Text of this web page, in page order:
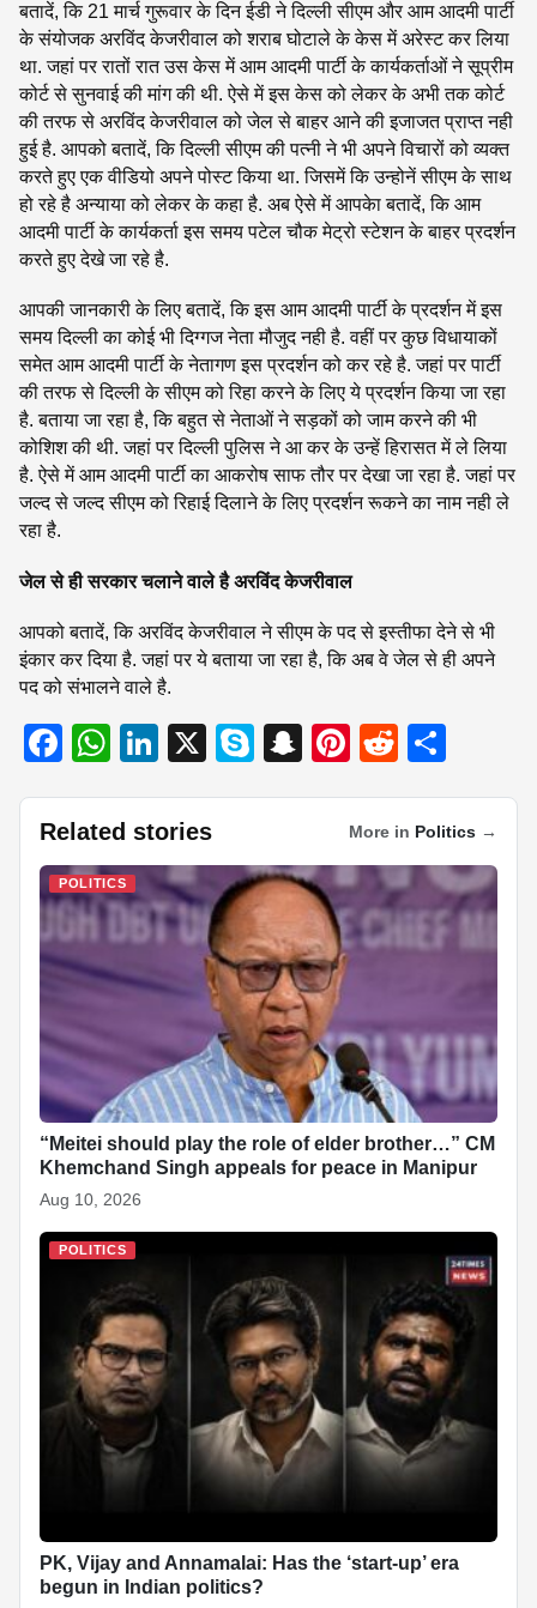
बतादें, कि 21 मार्च गुरूवार के दिन ईडी ने दिल्ली सीएम और आम आदमी पार्टी
के संयोजक अरविंद केजरीवाल को शराब घोटाले के केस में अरेस्ट कर लिया
था. जहां पर रातों रात उस केस में आम आदमी पार्टी के कार्यकर्ताओं ने सूप्रीम
कोर्ट से सुनवाई की मांग की थी. ऐसे में इस केस को लेकर के अभी तक कोर्ट
की तरफ से अरविंद केजरीवाल को जेल से बाहर आने की इजाजत प्राप्त नही
हुई है. आपको बतादें, कि दिल्ली सीएम की पत्नी ने भी अपने विचारों को व्यक्त
करते हुए एक वीडियो अपने पोस्ट किया था. जिसमें कि उन्होनें सीएम के साथ
हो रहे है अन्याया को लेकर के कहा है. अब ऐसे में आपकेा बतादें, कि आम
आदमी पार्टी के कार्यकर्ता इस समय पटेल चौक मेट्रो स्टेशन के बाहर प्रदर्शन
करते हुए देखे जा रहे है.
आपकी जानकारी के लिए बतादें, कि इस आम आदमी पार्टी के प्रदर्शन में इस
समय दिल्ली का कोई भी दिग्गज नेता मौजुद नही है. वहीं पर कुछ विधायाकों
समेत आम आदमी पार्टी के नेतागण इस प्रदर्शन को कर रहे है. जहां पर पार्टी
की तरफ से दिल्ली के सीएम को रिहा करने के लिए ये प्रदर्शन किया जा रहा
है. बताया जा रहा है, कि बहुत से नेताओं ने सड़कों को जाम करने की भी
कोशिश की थी. जहां पर दिल्ली पुलिस ने आ कर के उन्हें हिरासत में ले लिया
है. ऐसे में आम आदमी पार्टी का आकरोष साफ तौर पर देखा जा रहा है. जहां पर
जल्द से जल्द सीएम को रिहाई दिलाने के लिए प्रदर्शन रूकने का नाम नही ले
रहा है.
जेल से ही सरकार चलाने वाले है अरविंद केजरीवाल
आपको बतादें, कि अरविंद केजरीवाल ने सीएम के पद से इस्तीफा देने से भी
इंकार कर दिया है. जहां पर ये बताया जा रहा है, कि अब वे जेल से ही अपने
पद को संभालने वाले है.
F
c
e
b
o
o
W
at
s
A
p
p
Li
k
e
dI
n
X
S
e
S
p
c
h
at
Pi
er
e
st
R
d
di
t
ar
e
Related stories More in Politics →
POLITICS
“Meitei should play the role of elder brother…” CM
Khemchand Singh appeals for peace in Manipur
Aug 10, 2026
POLITICS
PK, Vijay and Annamalai: Has the ‘start-up’ era
begun in Indian politics?